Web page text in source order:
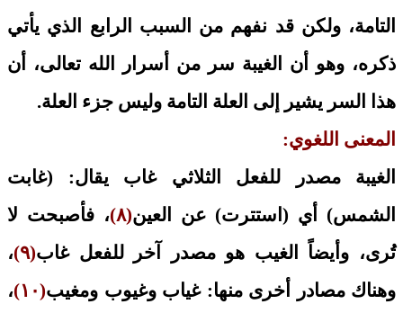
التامة، ولكن قد نفهم من السبب الرابع الذي يأتي
ذكره، وهو أن الغيبة سر من أسرار الله تعالى، أن
هذا السر يشير إلى العلة التامة وليس جزء العلة.
المعنى اللغوي:
الغيبة مصدر للفعل الثلاثي غاب يقال: (غابت
الشمس) أي (استترت) عن العين(٨)
، فأصبحت لا
تُرى، وأيضاً الغيب هو مصدر آخر للفعل غاب(٩)
،
وهناك مصادر أخرى منها: غياب وغيوب ومغيب(١٠)
،